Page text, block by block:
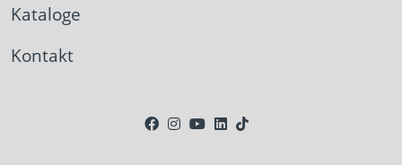
Kataloge
Kontakt